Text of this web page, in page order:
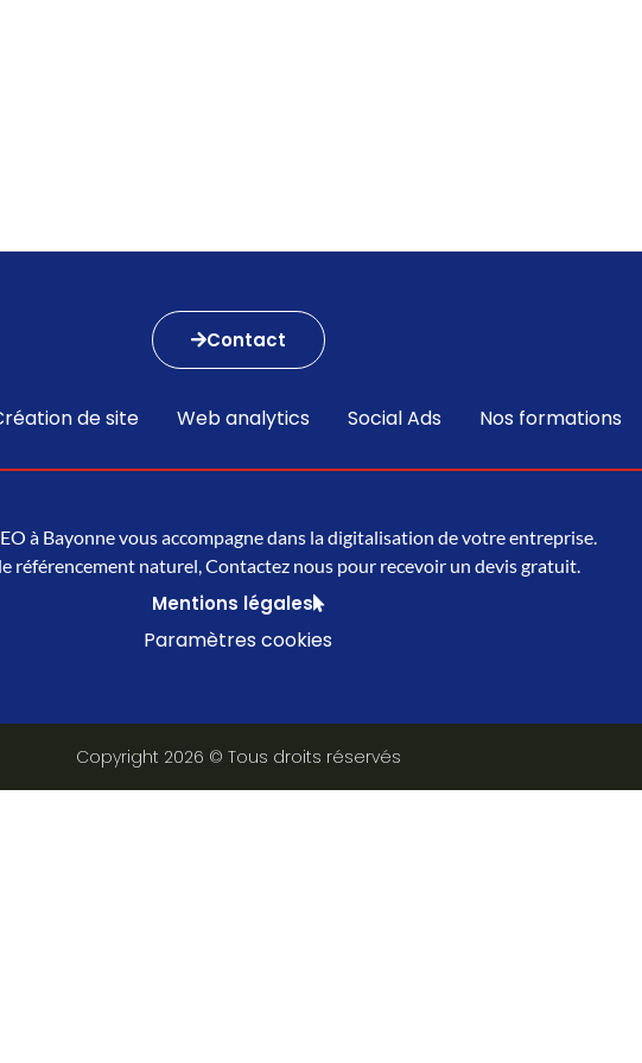
Contact
de site Web analytics Social Ads Nos formations
à Bayonne vous accompagne dans la digitalisation de votre entreprise.
référencement naturel, Contactez nous pour recevoir un devis gratuit.
Mentions légales
Paramètres cookies
Copyright 2026 © Tous droits réservés